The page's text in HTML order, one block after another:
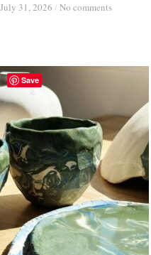
July 31, 2026 / No comments
July 31, 2026 / No comments
Save